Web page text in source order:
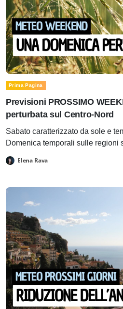
Prima Pagina
Previsioni PROSSIMO
perturbata sul Centro-Nord
Sabato caratterizzato da sole e
Domenica temporali sulle regioni
Elena Rava